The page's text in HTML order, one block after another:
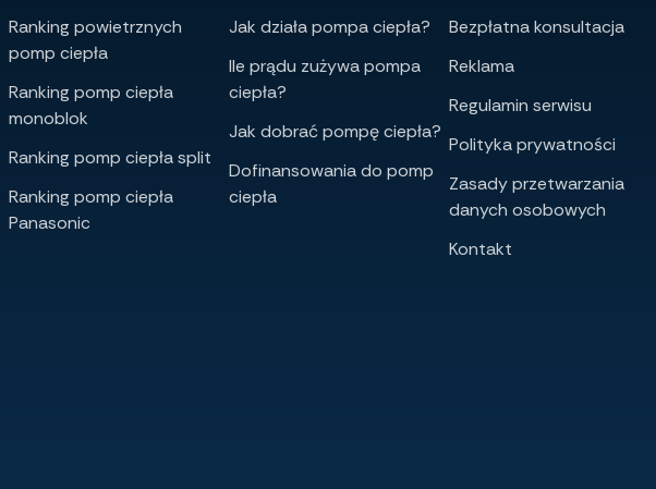
Ranking powietrznych
pomp ciepła
Ranking pomp ciepła
monoblok
Ranking pomp ciepła split
Ranking pomp ciepła
Panasonic
Jak działa pompa ciepła?
Ile prądu zużywa pompa
ciepła?
Jak dobrać pompę ciepła?
Dofinansowania do pomp
ciepła
Bezpłatna konsultacja
Reklama
Regulamin serwisu
Polityka prywatności
Zasady przetwarzania
danych osobowych
Kontakt